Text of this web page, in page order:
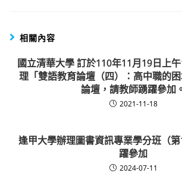
相關內容
國立清華大學 訂於110年11月19日上
理「雙語教育論壇（四）：高中職的
論壇，請教師踴躍參加。
2021-11-18
逢甲大學辦理圖書資訊專業學分班（
躍參加
2024-07-11